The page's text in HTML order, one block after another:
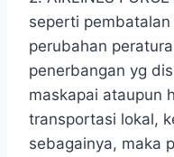
seperti
perubahan
penerbangan yg
maskapai ataupun
transportasi lokal,
sebagainya, maka